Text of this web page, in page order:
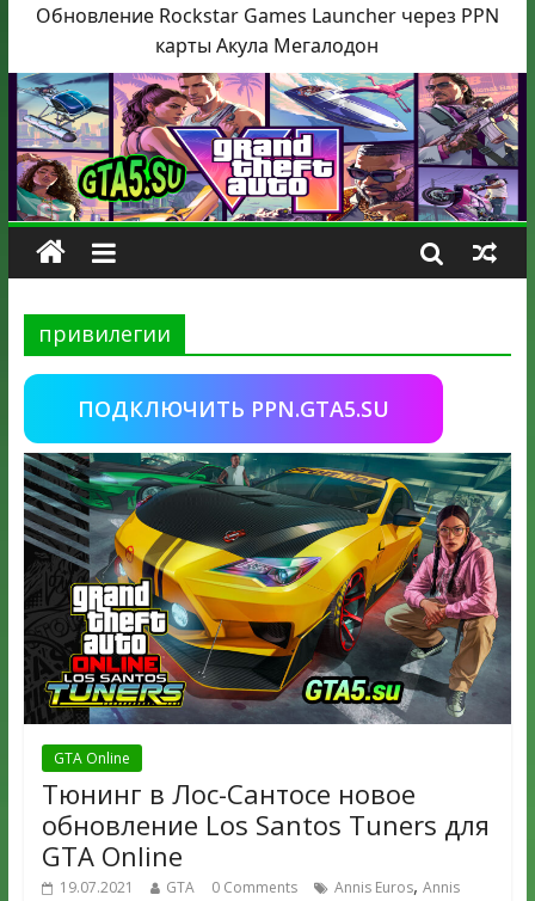
Обновление Rockstar Games Launcher через PPN
карты Акула Мегалодон
привилегии
ПОДКЛЮЧИТЬ PPN.GTA5.SU
GTA Online
Тюнинг в Лос-Сантосе новое
обновление Los Santos Tuners для
GTA Online
19.07.2021 GTA 0 Comments Annis Euros, Annis